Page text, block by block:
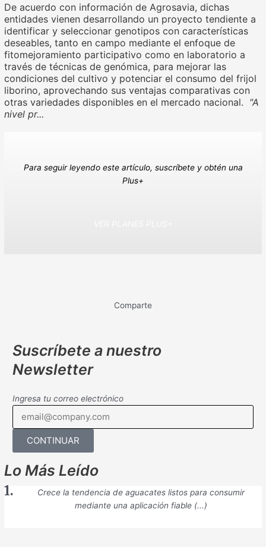
Comparte
De acuerdo con información de Agrosavia, dichas
entidades vienen desarrollando un proyecto tendiente a
identificar y seleccionar genotipos con características
deseables, tanto en campo mediante el enfoque de
fitomejoramiento participativo como en laboratorio a
través de técnicas de genómica, para mejorar las
condiciones del cultivo y potenciar el consumo del frijol
liborino, aprovechando sus ventajas comparativas con
otras variedades disponibles en el mercado nacional. "A
nivel pr...
Para seguir leyendo este artículo, suscríbete y obtén una
Plus+
Suscríbete a nuestro
Newsletter
Ingresa tu correo electrónico
CONTINUAR
Lo Más Leído
Crece la tendencia de aguacates listos para consumir
mediante una aplicación fiable (...)